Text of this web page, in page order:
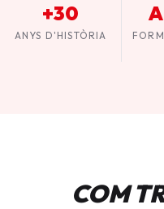
+30
ANYS D'HISTÒRIA
COM